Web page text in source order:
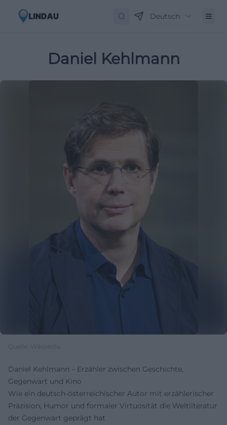
Deutsch
Daniel Kehlmann
Quelle: Wikipedia
Daniel Kehlmann – Erzähler zwischen Geschichte,
Gegenwart und Kino
Wie ein deutsch-österreichischer Autor mit erzählerischer
Präzision, Humor und formaler Virtuosität die Weltliteratur
der Gegenwart geprägt hat